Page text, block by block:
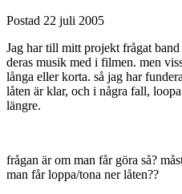
Postad 22 juli 2005
Jag har till mitt projekt frågat
deras musik med i filmen. men
långa eller korta. så jag har
låten är klar, och i några fall,
längre.
frågan är om man får göra så?
man får loppa/tona ner låten??